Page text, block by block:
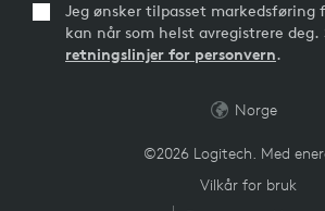
Jeg ønsker tilpasset markedsføring
kan når som helst avregistrere deg.
retningslinjer for personvern.
©2026 Logitech. Med
Vilkår for bruk
Norge